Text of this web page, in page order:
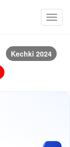
Kechki 2024